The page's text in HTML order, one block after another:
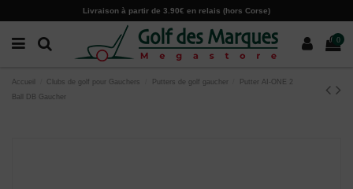
Livraison à partir de 3.90€ en relais (hors Corse)
0
Accueil Clubs de golf pour Gauchers Putters de golf gaucher
Putter AI-ONE 2
Ball DB Gaucher
Paramètres des cookies